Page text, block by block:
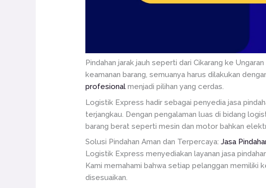
Pindahan jarak jauh seperti dari Cikarang ke
keamanan barang, semuanya harus dilakukan
profesional menjadi pilihan yang cerdas.
Logistik Express hadir sebagai penyedia jasa
terjangkau. Dengan pengalaman luas di bidang
barang berat seperti mesin dan motor bahkan
Solusi Pindahan Aman dan Terpercaya:Jasa
Logistik Express menyediakan layanan jasa
Kami memahami bahwa setiap pelanggan memiliki
disesuaikan.